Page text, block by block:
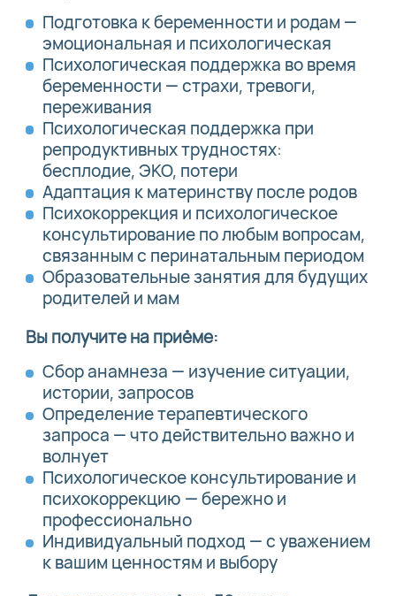
Подготовка к беременности и родам —
эмоциональная и психологическая
Психологическая поддержка во время
беременности — страхи, тревоги,
переживания
Психологическая поддержка при
репродуктивных трудностях:
бесплодие, ЭКО, потери
Адаптация к материнству после родов
Психокоррекция и психологическое
консультирование по любым вопросам,
связанным с перинатальным периодом
Образовательные занятия для будущих
родителей и мам
Вы получите на приёме:
Сбор анамнеза — изучение ситуации,
истории, запросов
Определение терапевтического
запроса — что действительно важно и
волнует
Психологическое консультирование и
психокоррекцию — бережно и
профессионально
Индивидуальный подход — с уважением
к вашим ценностям и выбору